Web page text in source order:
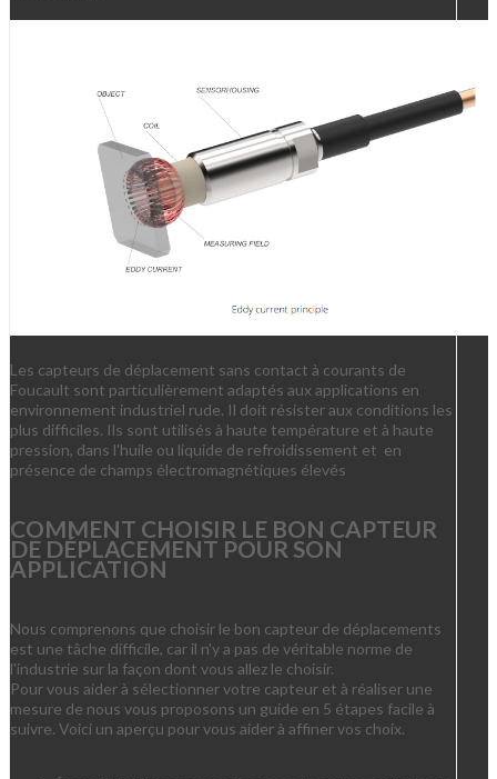
Les capteurs de déplacement sans contact à courants de
Foucault sont particulièrement adaptés aux applications en
environnement industriel rude. Il doit résister aux conditions les
plus difficiles. Ils sont utilisés à haute température et à haute
pression, dans l'huile ou liquide de refroidissement et en
présence de champs électromagnétiques élevés
COMMENT CHOISIR LE BON CAPTEUR
DE DÉPLACEMENT POUR SON
APPLICATION
Nous comprenons que choisir le bon capteur de déplacements
est une tâche difficile, car il n'y a pas de véritable norme de
l'industrie sur la façon dont vous allez le choisir.
Pour vous aider à sélectionner votre capteur et à réaliser une
mesure de nous vous proposons un guide en 5 étapes facile à
suivre. Voici un aperçu pour vous aider à affiner vos choix.